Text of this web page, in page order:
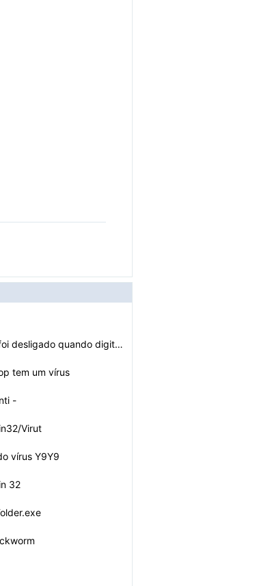
Por que meu computador foi desligado quando digito em S…
tem um vírus
-
Virut
vírus Y9Y9
32